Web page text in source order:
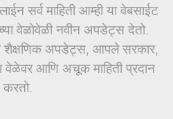
सर्व माहिती आम्ही या वेबसाईट
वेळोवेळी नवीन अपडेट्स देतो.
शैक्षणिक अपडेट्स, आपले सरकार,
वेळेवर आणि अचूक माहिती प्रदान
करतो.